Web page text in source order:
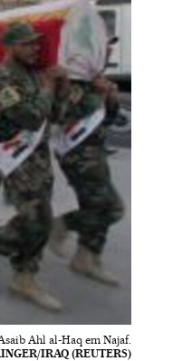
Ahl al-Haq em Najaf.
IRAQ (REUTERS)